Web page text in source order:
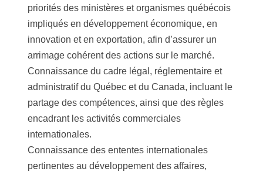
priorités des ministères et organismes québécois
impliqués en développement économique, en
innovation et en exportation, afin d’assurer un
arrimage cohérent des actions sur le marché.
Connaissance du cadre légal, réglementaire et
administratif du Québec et du Canada, incluant le
partage des compétences, ainsi que des règles
encadrant les activités commerciales
internationales.
Connaissance des ententes internationales
pertinentes au développement des affaires,